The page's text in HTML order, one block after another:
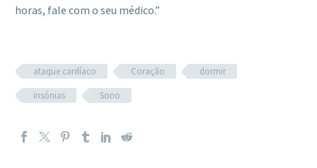
horas, fale com o seu médico.”
ataque cardíaco Coração
dormir
insónias
Sono